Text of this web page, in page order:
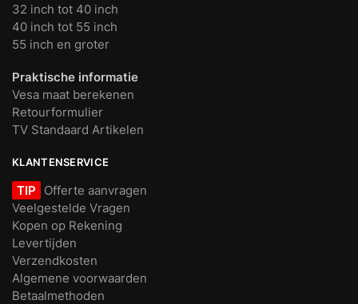
32 inch tot 40 inch
40 inch tot 55 inch
55 inch en groter
Praktische informatie
Vesa maat berekenen
Retourformulier
TV Standaard Artikelen
KLANTENSERVICE
TIP
Offerte aanvragen
Veelgestelde Vragen
Kopen op Rekening
Levertijden
Verzendkosten
Algemene voorwaarden
Betaalmethoden